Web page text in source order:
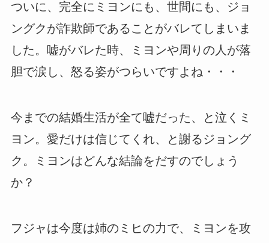
ついに、完全にミヨンにも、世間にも、ジョ
ングクが詐欺師であることがバレてしまいま
した。嘘がバレた時、ミヨンや周りの人が落
胆で涙し、怒る姿がつらいですよね・・・
今までの結婚生活が全て嘘だった、と泣くミ
ヨン。愛だけは信じてくれ、と謝るジョング
ク。ミヨンはどんな結論をだすのでしょう
か？
フジャは今度は姉のミヒの力で、ミヨンを攻